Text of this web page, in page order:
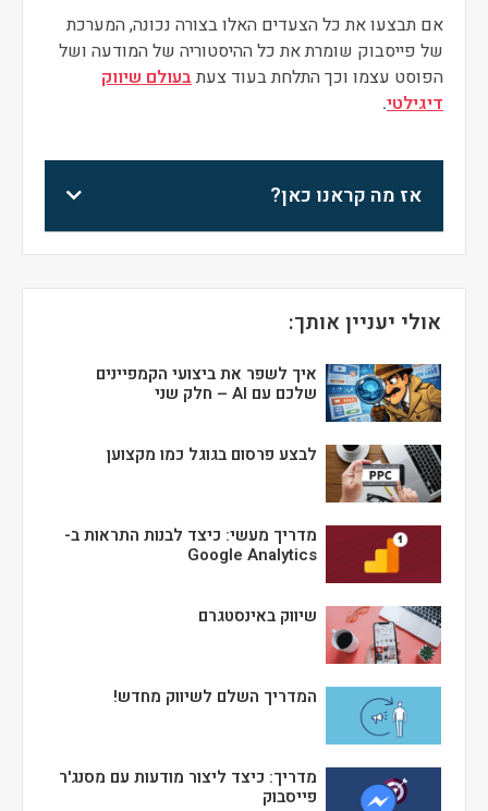
אם תבצעו את כל הצעדים האלו בצורה נכונה, המערכת
של פייסבוק שומרת את כל ההיסטוריה של המודעה ושל
הפוסט עצמו וכך התלחת בעוד צעתבעולם שיווק
דיגילטי.
אז מה קראנו כאן?
אולי יעניין אותך:
איך לשפר את ביצועי הקמפיינים
שלכם עם AI – חלק שני
לבצע פרסום בגוגל כמו מקצוען
מדריך מעשי: כיצד לבנות התראות ב-
Google Analytics
שיווק באינסטגרם
המדריך השלם לשיווק מחדש!
מדריך: כיצד ליצור מודעות עם מסנג'ר
פייסבוק